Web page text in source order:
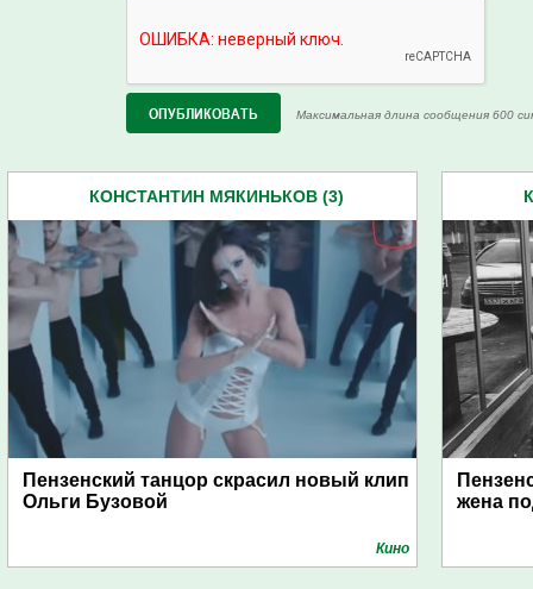
Максимальная длина сообщения 600
КОНСТАНТИН МЯКИНЬКОВ (3)
Пензенский танцор скрасил новый клип
Ольги Бузовой
Кино
жена